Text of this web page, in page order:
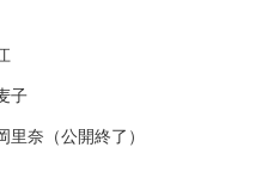
子
奈（公開終了）